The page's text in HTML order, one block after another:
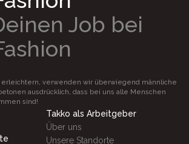
Job bei
verwenden wir überwiegend männliche
ausdrücklich, dass bei uns alle Menschen
sind!
Takko als Arbeitgeber
Über uns
Unsere Standorte